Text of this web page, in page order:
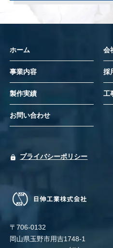
ホーム 会
事業内容 採
製作実績 工
お問い合わせ
プライバシーポリシー
〒706-0132
岡山県玉野市用吉1748-1